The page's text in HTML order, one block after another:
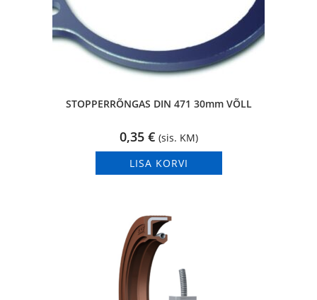
STOPPERRÕNGAS DIN 471 30mm VÕLL
0,35 € (sis. KM)
LISA KORVI